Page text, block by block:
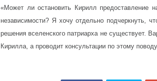
«Может ли остановить Кирилл предоставление
независимости? Я хочу отдельно подчеркнуть,
решения вселенского патриарха не существует.
Кирилла, а проводит консультации по этому